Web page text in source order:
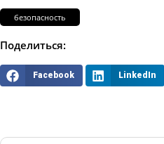
безопасность
Поделиться:
Facebook LinkedIn